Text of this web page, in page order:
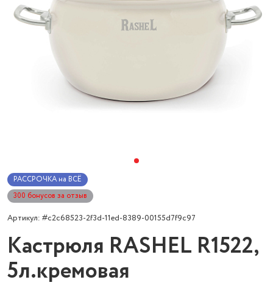
РАССРОЧКА на ВСЁ
300 бонусов за отзыв
Артикул: #c2c68523-2f3d-11ed-8389-00155d7f9c97
Кастрюля RASHEL R1522,
5л.кремовая